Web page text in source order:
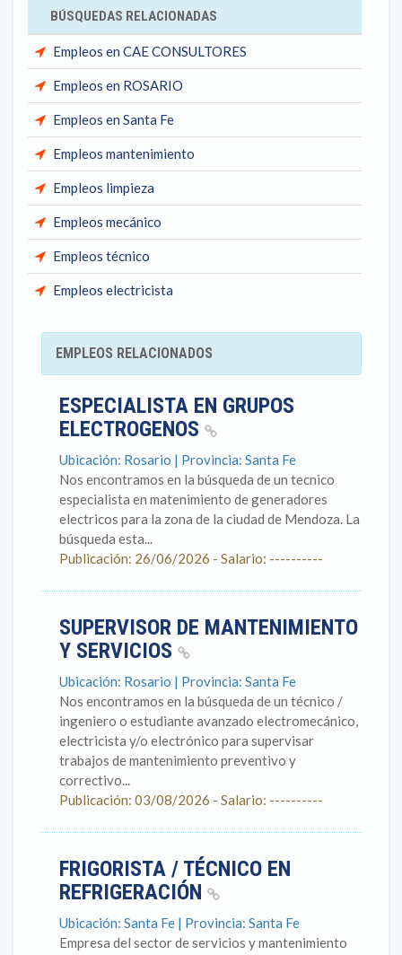
BÚSQUEDAS RELACIONADAS
Empleos en CAE CONSULTORES
Empleos en ROSARIO
Empleos en Santa Fe
Empleos mantenimiento
Empleos limpieza
Empleos mecánico
Empleos técnico
Empleos electricista
EMPLEOS RELACIONADOS
ESPECIALISTA EN GRUPOS
ELECTROGENOS
Ubicación: Rosario | Provincia: Santa Fe
Nos encontramos en la búsqueda de un tecnico
especialista en matenimiento de generadores
electricos para la zona de la ciudad de Mendoza. La
búsqueda esta...
Publicación: 26/06/2026 - Salario: ----------
SUPERVISOR DE MANTENIMIENTO
Y SERVICIOS
Ubicación: Rosario | Provincia: Santa Fe
Nos encontramos en la búsqueda de un técnico /
ingeniero o estudiante avanzado electromecánico,
electricista y/o electrónico para supervisar
trabajos de mantenimiento preventivo y
correctivo...
Publicación: 03/08/2026 - Salario: ----------
FRIGORISTA / TÉCNICO EN
REFRIGERACIÓN
Ubicación: Santa Fe | Provincia: Santa Fe
Empresa del sector de servicios y mantenimiento